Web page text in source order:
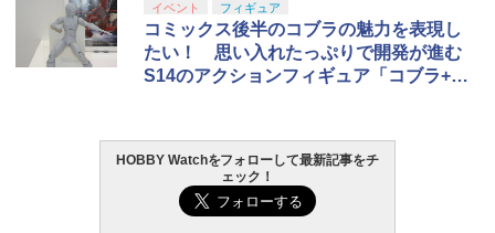
イベント フィギュア
コミックス後半のコブラの魅力を表現し
たい！ 思い入れたっぷりで開発が進む
S14のアクションフィギュア「コブラ+エ
HOBBY Watchをフォローして最新記事をチ
ェック！